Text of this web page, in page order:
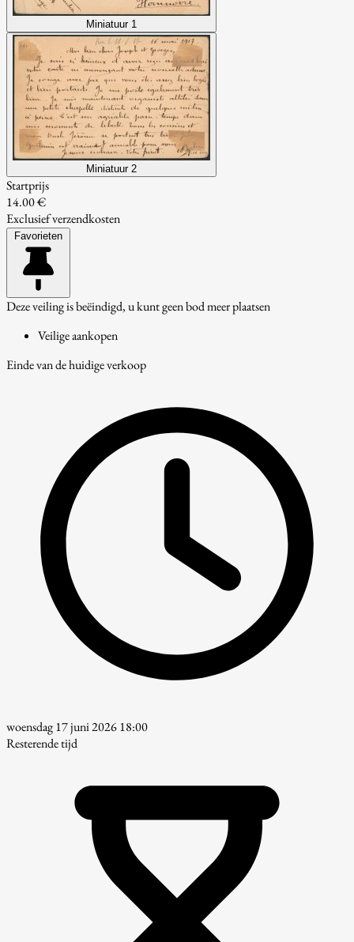
Miniatuur 1
Miniatuur 2
Startprijs
14.00 €
Exclusief verzendkosten
Favorieten
Deze veiling is beëindigd, u kunt geen bod meer plaatsen
Veilige aankopen
Einde van de huidige verkoop
woensdag 17 juni 2026 18:00
Resterende tijd